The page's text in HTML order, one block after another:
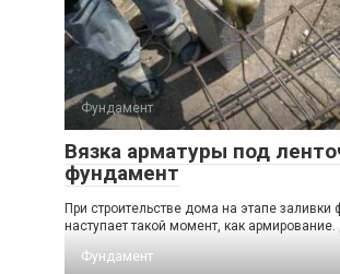
Фундамент
Вязка арматуры под
фундамент
При строительстве дома на этапе заливки
наступает такой момент, как армирование.
Фундамент